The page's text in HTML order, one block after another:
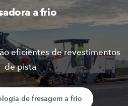
a frio
eficientes de revestimentos
de pista
de fresagem a frio